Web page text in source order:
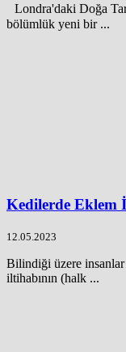
Londra'daki Doğa
bölümlük yeni bir ...
Kedilerde Eklem
12.05.2023
Bilindiği üzere insanlar
iltihabının (halk ...